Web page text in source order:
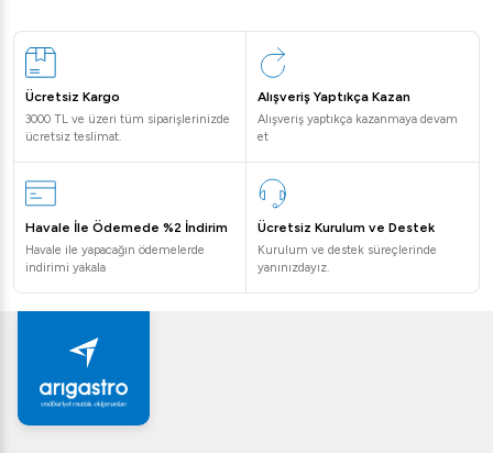
Ücretsiz Kargo
3000 TL ve üzeri tüm siparişlerinizde
ücretsiz teslimat.
Alışveriş Yaptıkça Kazan
Alışveriş yaptıkça kazanmaya devam
et
Havale İle Ödemede %2 İndirim
Havale ile yapacağın ödemelerde
indirimi yakala
Ücretsiz Kurulum ve Destek
Kurulum ve destek süreçlerinde
yanınızdayız.